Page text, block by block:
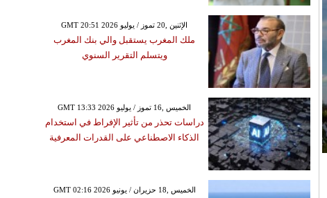
GMT 20:51 2026 الإثنين ,20 تموز / يوليو
ملك المغرب يستقبل والي بنك المغرب
ويتسلم التقرير السنوي
GMT 13:33 2026 الخميس ,16 تموز / يوليو
دراسات تحذر من تأثير الإفراط في استخدام
الذكاء الاصطناعي على القدرات المعرفية
GMT 02:16 2026 الخميس ,18 حزيران / يونيو